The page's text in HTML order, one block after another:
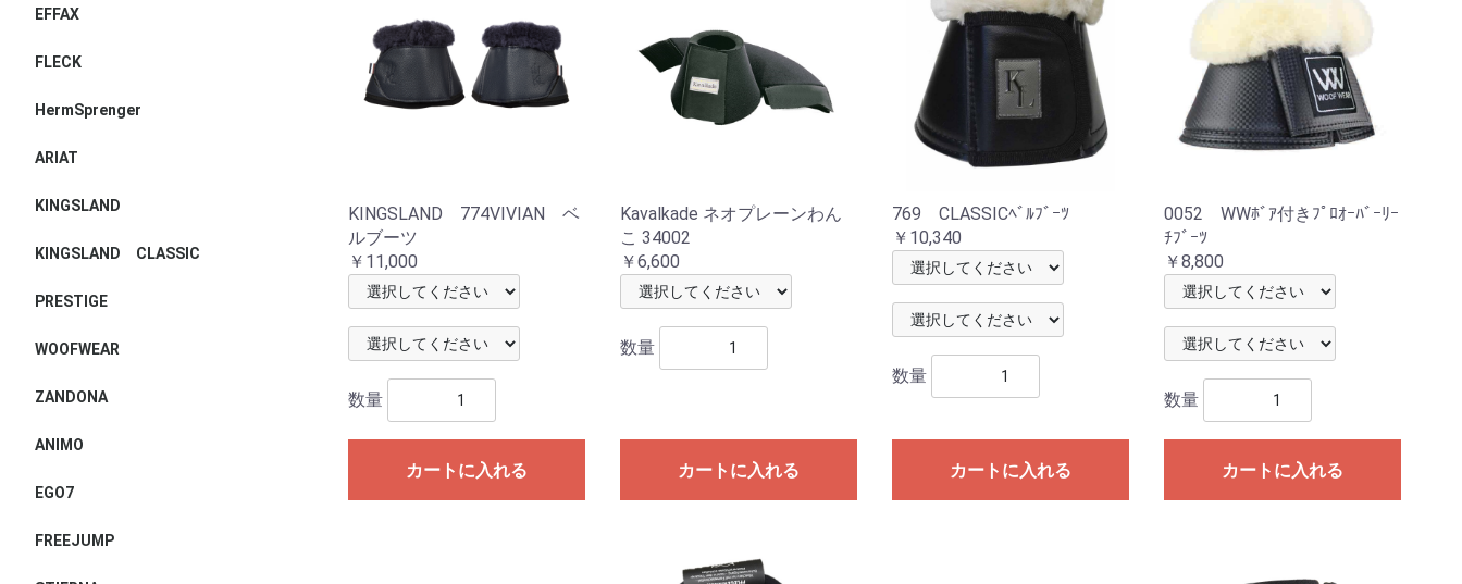
EFFAX
FLECK
HermSprenger
ARIAT
KINGSLAND
KINGSLAND CLASSIC
PRESTIGE
WOOFWEAR
ZANDONA
ANIMO
EGO7
FREEJUMP
KINGSLAND 774VIVIAN ベ
ルブーツ
￥11,000
数量
カートに入れる
Kavalkade ネオプレーンわん
こ 34002
￥6,600
数量
カートに入れる
769 CLASSICﾍﾞﾙﾌﾞｰﾂ
￥10,340
数量
カートに入れる
0052 WWﾎﾞｱ付きﾌﾟﾛｵｰﾊﾞｰﾘｰ
ﾁﾌﾞｰﾂ
￥8,800
数量
カートに入れる